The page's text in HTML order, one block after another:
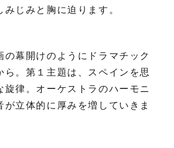
じみと胸に迫ります。
の幕開けのようにドラマチック
ら。第１主題は、スペインを思
旋律。オーケストラのハーモニ
が立体的に厚みを増していきま